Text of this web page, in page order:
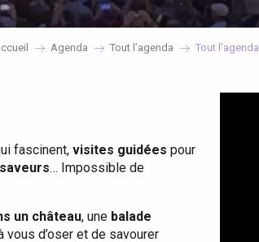
Agenda Tout l’agenda Tout l’agenda
fascinent, visites guidées pour
… Impossible de
un château, une balade
vous d’oser et de savourer